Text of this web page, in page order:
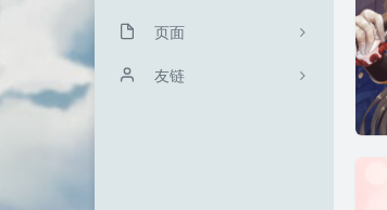
页面
关于我
友链